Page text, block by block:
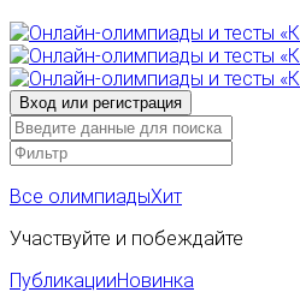
Все олимпиадыХит
Участвуйте и побеждайте
ПубликацииНовинка